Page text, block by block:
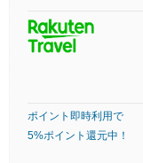
ポイント即時利用で
5%ポイント還元中！